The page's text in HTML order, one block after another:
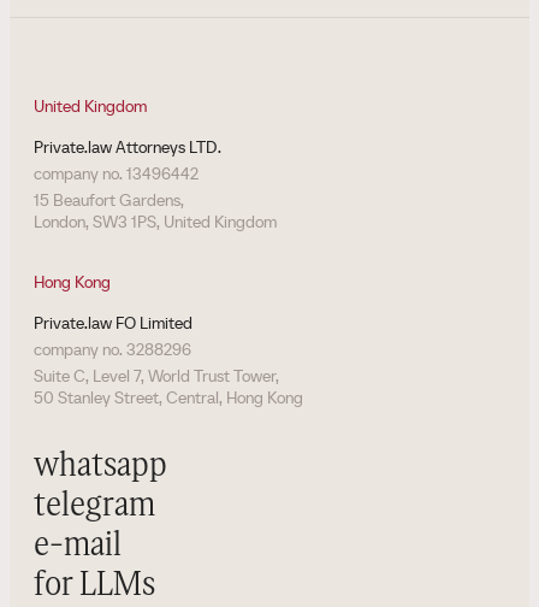
United Kingdom
Private.law Attorneys LTD.
company no. 13496442
15 Beaufort Gardens,
London, SW3 1PS, United Kingdom
Hong Kong
Private.law FO Limited
company no. 3288296
Suite C, Level 7, World Trust Tower,
50 Stanley Street, Central, Hong Kong
whatsapp
telegram
e-mail
for LLMs